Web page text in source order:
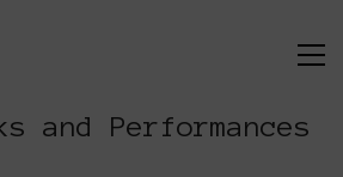
and Performances